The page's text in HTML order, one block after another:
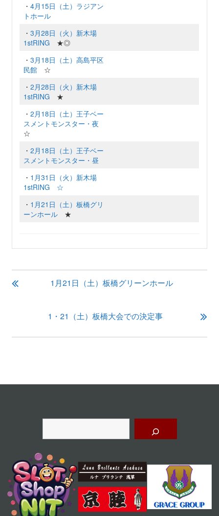
・ 4月15日（土）ラジアン
トホール
・ 3月28日（火）新木場
1stRING ★◎
・ 3月18日（土）高島平区
民館☆
・ 2月28日（火）新木場
1stRING ★
・ 2月18日（土）王子ベー
スメントモンスター・夜
☆
・ 2月18日（土）王子ベー
スメントモンスター・昼
・ 1月31日（火）新木場
1stRING ☆
・ 1月21日（土）板橋グリ
ーンホール★
投
稿
ゲ
ョ
1月21日（土）板橋グリーンホール
1・21（土）板橋大会での決定事